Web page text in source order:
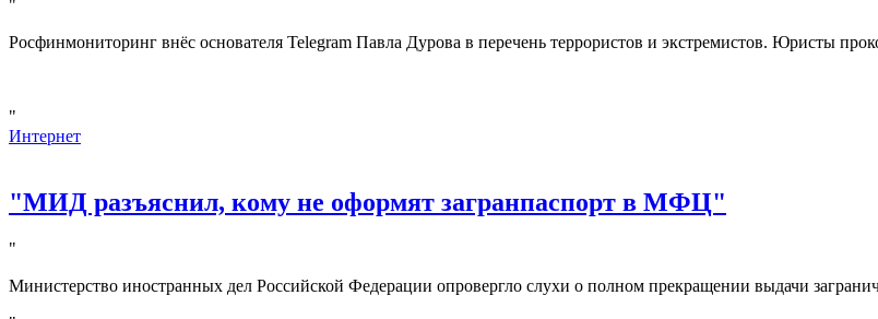
"
Росфинмониторинг внёс основателя Telegram Павла Дурова в перечень террористов и экстремистов. Юристы
"
Интернет
"МИД разъяснил, кому не оформят загранпаспорт в МФЦ"
"
Министерство иностранных дел Российской Федерации опровергло слухи о полном прекращении выдачи